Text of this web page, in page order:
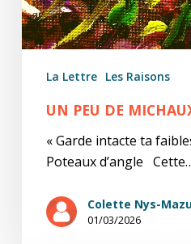
La Lettre Les Raisons
UN PEU DE
« Garde intacte ta
Poteaux d’angle
Colette Nys-
01/03/2026